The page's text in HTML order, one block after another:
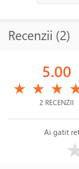
Recenzii (2)
5.00
★ ★ ★
2 RECENZII
Ai gatit